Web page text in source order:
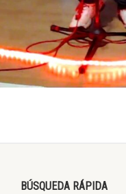
BÚSQUEDA RÁPIDA